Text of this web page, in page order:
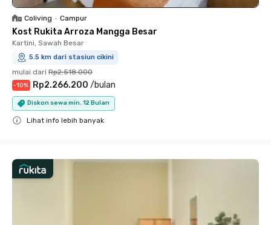
Coliving • Campur
Kost Rukita Arroza Mangga Besar
Kartini, Sawah Besar
5.5 km dari stasiun cikini
mulai dari Rp2.518.000
-10% Rp2.266.200 /bulan
Diskon sewa min. 12 Bulan
Lihat info lebih banyak